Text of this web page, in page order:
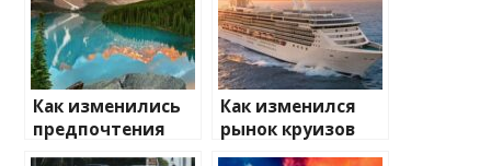
Как изменились
предпочтения
туристов
Как изменился
рынок круизов
после пандемии